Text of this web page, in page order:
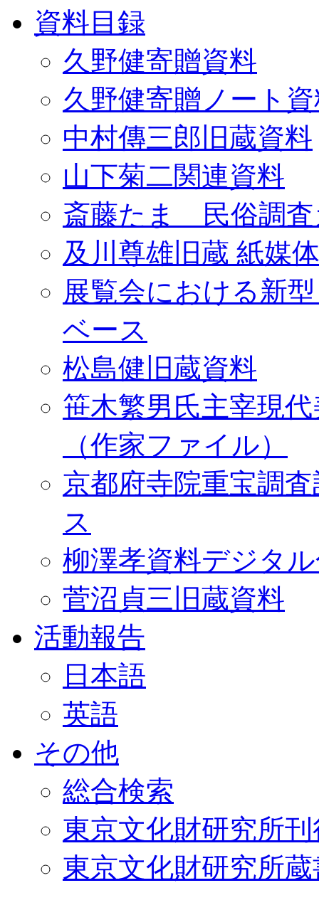
資料目録
久野健寄贈資料
久野健寄贈ノート
中村傳三郎旧蔵資料
山下菊二関連資料
斎藤たま 民俗調査
及川尊雄旧蔵 紙媒
展覧会における新
ベース
松島健旧蔵資料
笹木繁男氏主宰現
（作家ファイル）
京都府寺院重宝調
ス
柳澤孝資料デジタ
菅沼貞三旧蔵資料
活動報告
日本語
英語
その他
総合検索
東京文化財研究所
東京文化財研究所